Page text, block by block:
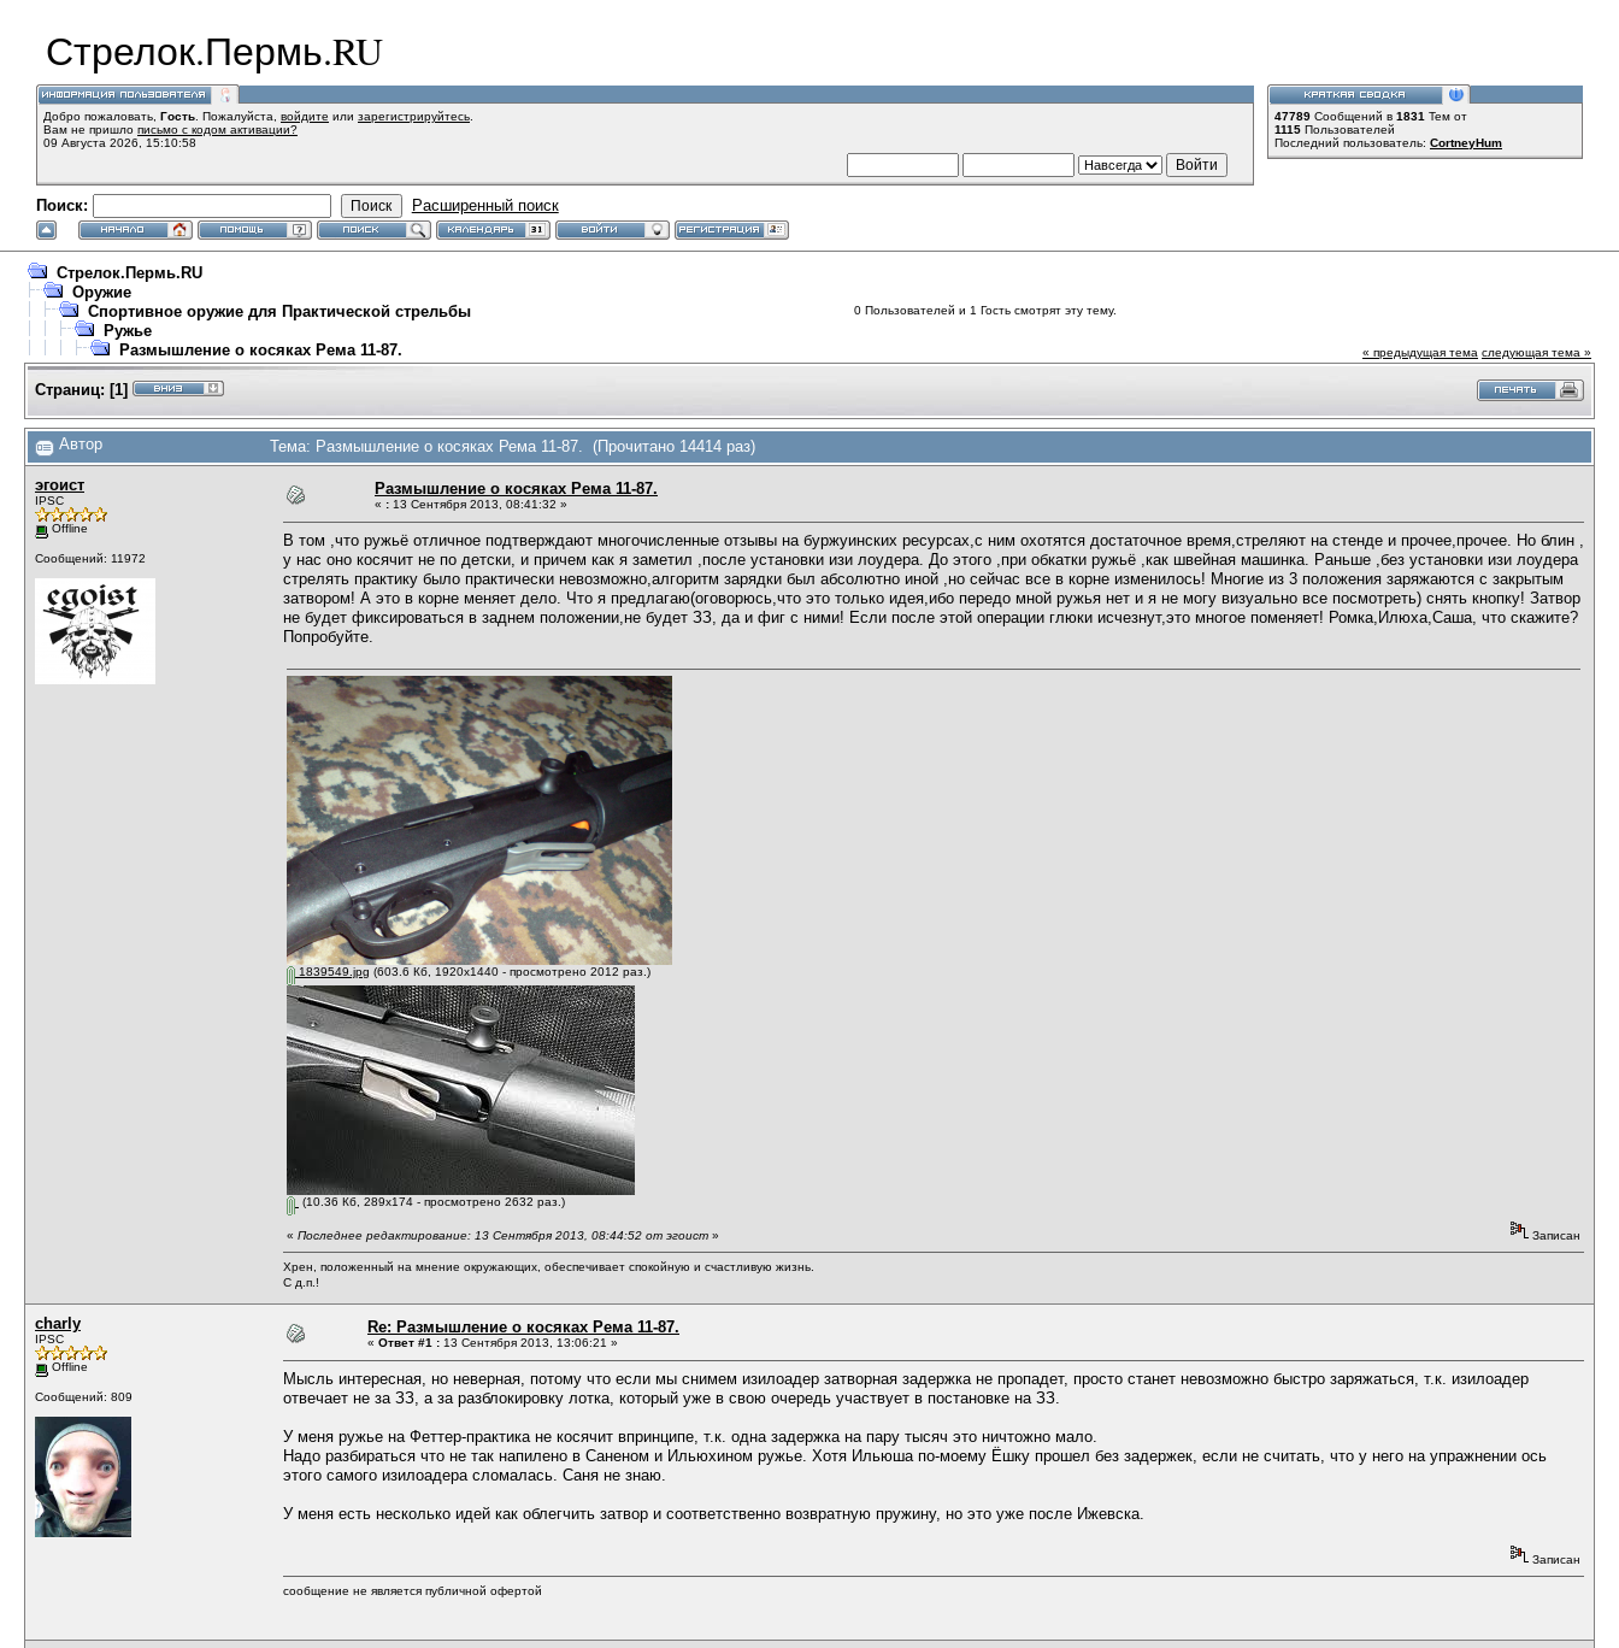
Стрелок.Пермь.RU
Добро пожаловать, Гость . Пожалуйста, войдите или зарегистрируйтесь
Вам не пришло письмо с кодом активации?
09 Августа 2026, 15:10:58
Поиск: Расширенный поиск
47789 Сообщений в 1831 Тем от
1115 Пользователей
Последний пользователь: CortneyHum
Стрелок.Пермь.RU
Оружие
Спортивное оружие для Практической стрельбы
Ружье
Размышление о косяках Рема 11-87.
0 Пользователей и 1 Гость смотрят эту тему.
« предыдущая тема следующая тема »
Страниц: [1]
Автор Тема: Размышление о косяках Рема 11-87. (Прочитано 14414 раз)
эгоист
IPSC
Offline
Сообщений: 11972
Размышление о косяках Рема 11-87.
« : 13 Сентября 2013, 08:41:32 »
В том ,что ружьё отличное подтверждают многочисленные отзывы на буржуинских ресурсах,с ним охотятся достаточное время,стреляют на стенде и прочее,прочее. Но блин ,
у нас оно косячит не по детски, и причем как я заметил ,после установки изи лоудера. До этого ,при обкатки ружьё ,как швейная машинка. Раньше ,без установки изи лоудера
стрелять практику было практически невозможно,алгоритм зарядки был абсолютно иной ,но сейчас все в корне изменилось! Многие из 3 положения заряжаются с закрытым
затвором! А это в корне меняет дело. Что я предлагаю(оговорюсь,что это только идея,ибо передо мной ружья нет и я не могу визуально все посмотреть) снять кнопку! Затвор
не будет фиксироваться в заднем положении,не будет ЗЗ, да и фиг с ними! Если после этой операции глюки исчезнут,это многое поменяет! Ромка,Илюха,Саша, что скажите?
Попробуйте.
1839549.jpg (603.6 Кб, 1920x1440 - просмотрено 2012 раз.)
(10.36 Кб, 289x174 - просмотрено 2632 раз.)
« Последнее редактирование: 13 Сентября 2013, 08:44:52 от эгоист » Записан
Хрен, положенный на мнение окружающих, обеспечивает спокойную и счастливую жизнь.
С д.п.!
charly
IPSC
Offline
Сообщений: 809
Re: Размышление о косяках Рема 11-87.
« Ответ #1 : 13 Сентября 2013, 13:06:21 »
Мысль интересная, но неверная, потому что если мы снимем изилоадер затворная задержка не пропадет, просто станет невозможно быстро заряжаться, т.к. изилоадер
отвечает не за ЗЗ, а за разблокировку лотка, который уже в свою очередь участвует в постановке на ЗЗ.
У меня ружье на Феттер-практика не косячит впринципе, т.к. одна задержка на пару тысяч это ничтожно мало.
Надо разбираться что не так напилено в Саненом и Ильюхином ружье. Хотя Ильюша по-моему Ёшку прошел без задержек, если не считать, что у него на упражнении ось
этого самого изилоадера сломалась. Саня не знаю.
У меня есть несколько идей как облегчить затвор и соответственно возвратную пружину, но это уже после Ижевска.
Записан
сообщение не является публичной офертой